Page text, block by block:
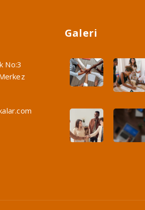
No:3
Galeri